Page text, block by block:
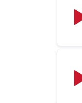
Player
Player